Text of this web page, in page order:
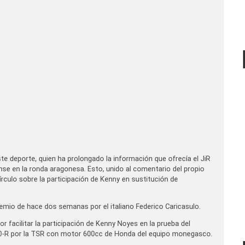
deporte, quien ha prolongado la información que ofrecía el JiR
en la ronda aragonesa. Esto, unido al comentario del propio
sobre la participación de Kenny en sustitución de
de hace dos semanas por el italiano Federico Caricasulo.
facilitar la participación de Kenny Noyes en la prueba del
por la TSR con motor 600cc de Honda del equipo monegasco.